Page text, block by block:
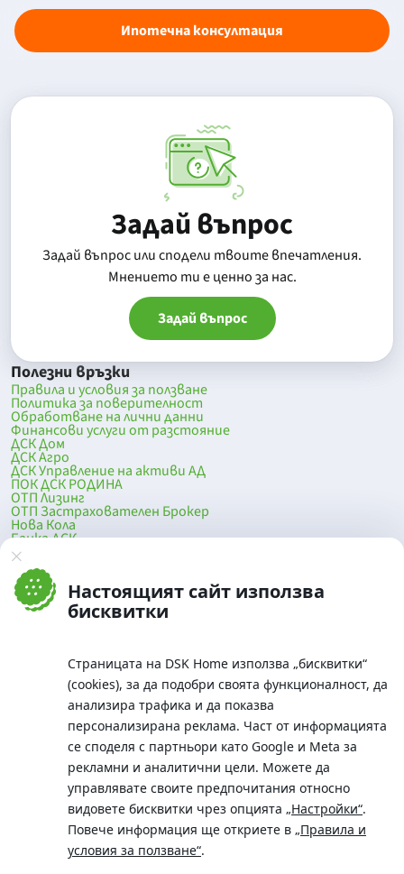
Настоящият сайт използва
бисквитки
Страницата на DSK Home използва „бисквитки“
(cookies), за да подобри своята функционалност, да
анализира трафика и да показва
персонализирана реклама. Част от информацията
се споделя с партньори като Google и Meta за
рекламни и аналитични цели. Можете да
управлявате своите предпочитания относно
видовете бисквитки чрез опцията „Настройки“.
Повече информация ще откриете в „Правила и
условия за ползване“.
Ипотечна консултация
Задай въпрос
Задай въпрос или сподели твоите впечатления.
Mнението ти е ценно за нас.
Задай въпрос
Полезни връзки
Правила и условия за ползване
Политика за поверителност
Обработване на лични данни
Финансови услуги от разстояние
ДСК Дом
ДСК Агро
ДСК Управление на активи АД
ПОК ДСК РОДИНА
ОТП Лизинг
ОТП Застрахователен Брокер
Нова Кола
Банка ДСК
DSK Mobile
Оферти за продажба от Банка ДСК
Клонова мрежа и банкомати
До началото на страницата
Телефон:
0700 10 375 / *2375
Московска No.19 / ул. Г. Бенковски No. 5, София 1036
SWIFT/BIC: